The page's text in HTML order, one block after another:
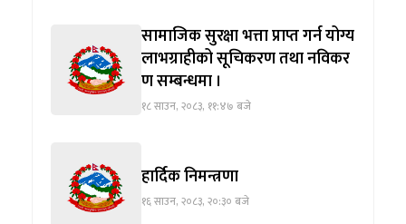
सामाजिक सुरक्षा भत्ता प्राप्त गर्न योग्य
लाभग्राहीको सूचिकरण तथा नविकर
ण सम्बन्धमा ।
१८ साउन, २०८३, ११:४७ बजे
हार्दिक निमन्त्रणा
१६ साउन, २०८३, २०:३० बजे